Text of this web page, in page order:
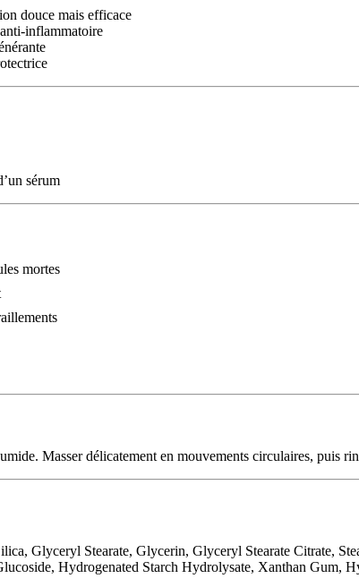
douce mais efficace
inflammatoire
sérum
mortes
Masser délicatement en mouvements circulaires, puis
Glyceryl Stearate, Glycerin, Glyceryl Stearate Citrate,
Hydrogenated Starch Hydrolysate, Xanthan Gum,